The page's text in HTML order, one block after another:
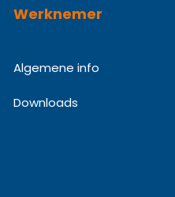
Werknemer
Algemene info
Downloads